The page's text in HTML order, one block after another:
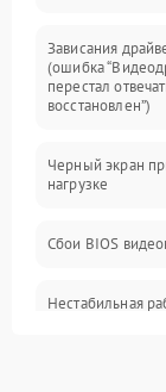
Электропитание
ПО
Электронные
Зависания
(ошибка
перестал
восстановлен”)
Черный экран
нагрузке
Сбои BIOS
Нестабильная